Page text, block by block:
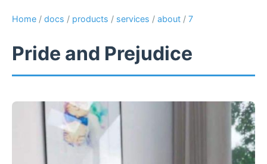
Home / docs / products / services / about / 7
Pride and Prejudice